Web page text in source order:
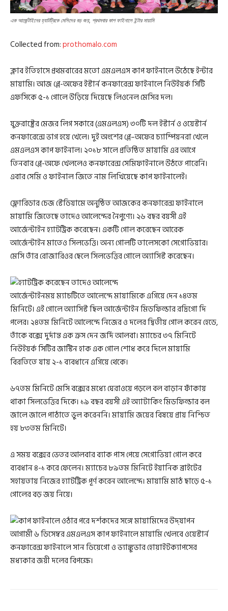
এক আর্জেন্টাইনের হ্যাটট্রিকে মেসিদের বড় জয়, প্রথমবার কাপ ফাইনালে ইন্টার মায়ামি
Collected from:prothomalo.com
ক্লাব ইতিহাসে প্রথমবারের মতো এমএলএস কাপ ফাইনালে উঠেছে ইন্টার
মায়ামি। আজ প্লে-অফের ইস্টার্ন কনফারেন্স ফাইনালে নিউইয়র্ক সিটি
এফসিকে ৫-১ গোলে উড়িয়ে দিয়েছে লিওনেল মেসির দল।
যুক্তরাষ্ট্রের মেজর লিগ সকারে (এমএলএস) ৩০টি দল ইস্টার্ন ও ওয়েস্টার্ন
কনফারেন্সে ভাগ হয়ে খেলে। দুই অংশের প্লে–অফের চ্যাম্পিয়নরা খেলে
এমএলএস কাপ ফাইনাল। ২০১৮ সালে প্রতিষ্ঠিত মায়ামি এর আগে
তিনবার প্লে-অফে খেললেও কনফারেন্স সেমিফাইনালে উঠতে পারেনি।
এবার সেমি ও ফাইনাল জিতে নাম লিখিয়েছে কাপ ফাইনালেই।
ফ্লোরিডার চেজ স্টেডিয়ামে অনুষ্ঠিত আজকের কনফারেন্স ফাইনালে
মায়ামি জিতেছে তাদেও আলেন্দের নৈপুণ্যে। ২৬ বছর বয়সী এই
আর্জেন্টাইন হ্যাটট্রিক করেছেন। একটি গোল করেছেন আরেক
আর্জেন্টাইন মাতেও সিলভেত্তি। অন্য গোলটি তালেসকো সেগোভিয়ার।
মেসি তাঁর রোজারিওর ছেলে সিলভেত্তির গোলে অ্যাসিস্ট করেছেন।
আর্জেন্টাইনময় ম্যাচটিতে আলেন্দে মায়ামিকে এগিয়ে দেন ১৪তম
মিনিটে। এই গোলে অ্যাসিস্ট ছিল আর্জেন্টাইন মিডফিল্ডার রদ্রিগো দি
পলের। ২৪তম মিনিটে আলেন্দে নিজের ও দলের দ্বিতীয় গোল করেন হেডে,
তাঁকে বক্সে দুর্দান্ত এক ক্রস দেন জর্দি আলবা। ম্যাচের ৩৭ মিনিটে
নিউইয়র্ক সিটির জাস্টিন হাক এক গোল শোধ করে দিলে মায়ামি
বিরতিতে যায় ২-১ ব্যবধানে এগিয়ে থেকে।
৬৭তম মিনিটে মেসি বক্সের মধ্যে ঘেরাওয়ে পড়লে বল বাড়ান ফাঁকায়
থাকা সিলভেত্তির দিকে। ১৯ বছর বয়সী এই অ্যাটাকিং মিডফিল্ডার বল
জালে জালে পাঠাতে ভুল করেননি। মায়ামি জয়ের বিষয়ে প্রায় নিশ্চিত
হয় ৮৩তম মিনিটে।
এ সময় বক্সের ভেতর আলবার ব্যাক পাস পেয়ে সেগোভিয়া গোল করে
ব্যবধান ৪-১ করে ফেলেন। ম্যাচের ৮৯তম মিনিটে ইয়ানিক ব্রাইটের
সহায়তায় নিজের হ্যাটট্রিক পূর্ণ করেন আলেন্দে। মায়ামি মাঠ ছাড়ে ৫-১
গোলের বড় জয় নিয়ে।
আগামী ৬ ডিসেম্বর এমএলএস কাপ ফাইনালে মায়ামি খেলবে ওয়েস্টার্ন
কনফারেন্স ফাইনালে সান ডিয়েগো ও ভ্যাঙ্কুভার হোয়াইটক্যাপসের
মধ্যকার জয়ী দলের বিপক্ষে।